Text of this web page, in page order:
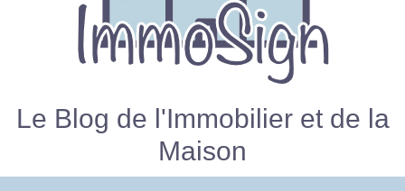
Le Blog de l'Immobilier et de la
Maison